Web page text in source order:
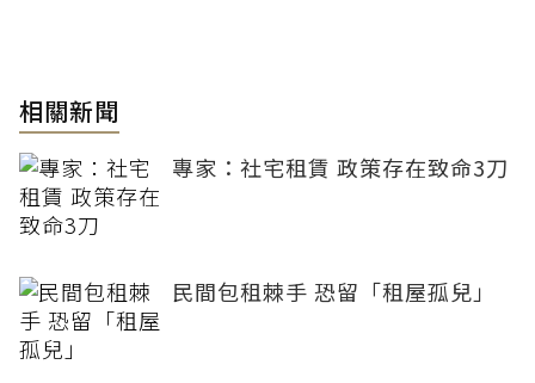
相關新聞
專家：社宅租賃 政策存在致命3刀
民間包租棘手 恐留「租屋孤兒」